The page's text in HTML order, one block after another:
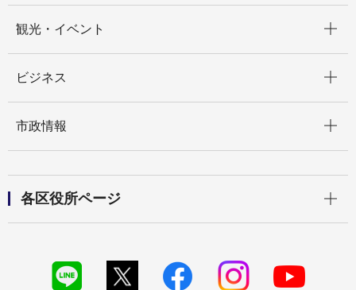
観光・イベント
ビジネス
市政情報
各区役所ページ